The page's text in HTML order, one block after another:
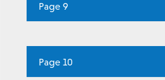
Page 9
Page 10